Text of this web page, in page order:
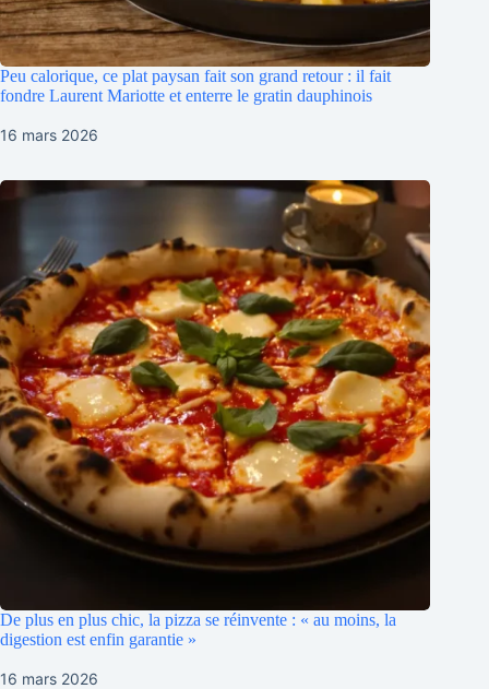
Peu calorique, ce plat paysan fait son grand retour : il fait
fondre Laurent Mariotte et enterre le gratin dauphinois
16 mars 2026
De plus en plus chic, la pizza se réinvente : « au moins, la
digestion est enfin garantie »
16 mars 2026